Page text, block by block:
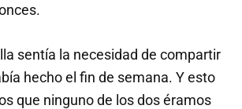
sentía la necesidad de compartir
hecho el fin de semana. Y esto
que ninguno de los dos éramos